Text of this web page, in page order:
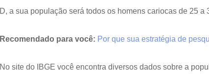
D, a sua população será todos os homens cariocas de 25 a
Recomendado para você: Por que sua estratégia de
No site do IBGE você encontra diversos dados sobre a